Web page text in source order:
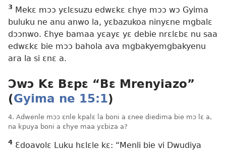
3 Mekɛ mɔɔ yɛlɛsuzu edwɛkɛ ɛhye mɔɔ wɔ Gyima
buluku ne anu anwo la, yɛbazukoa ninyɛne mgbalɛ
dɔɔnwo. Ɛhye bamaa yɛayɛ yɛ debie nrɛlɛbɛ nu saa
edwɛkɛ bie mɔɔ bahola ava mgbakyemgbakyenu
ara la si ɛnɛ a.
Ɔwɔ Kɛ Bɛpɛ “Bɛ Mrenyiazo”
(Gyima ne 15:1)
4. Adwenle mɔɔ ɛnle kpalɛ la boni a ɛnee diedima bie mɔ lɛ a,
na kpuya boni a ɛhye maa yɛbiza a?
4 Ɛdoavolɛ Luku hɛlɛle kɛ: “Menli bie vi Dwudiya